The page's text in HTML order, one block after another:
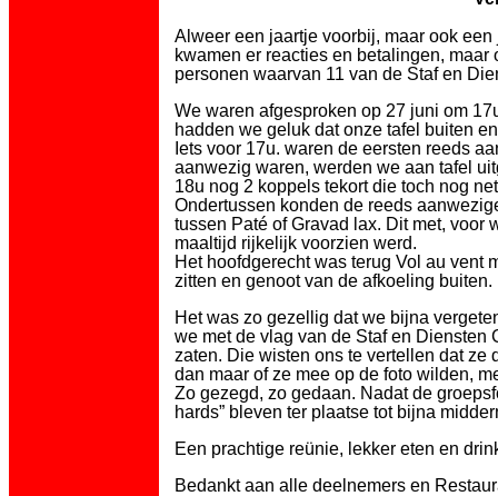
Alweer een jaartje voorbij, maar ook
kwamen er reacties en betalingen,
personen waarvan 11 van de Staf en
We waren afgesproken op 27 juni om
hadden we geluk dat onze tafel buiten
Iets voor 17u. waren de eersten reeds
aanwezig waren, werden we aan tafel
18u nog 2 koppels tekort die toch nog
Ondertussen konden de reeds
tussen Paté of Gravad lax. Dit met,
maaltijd rijkelijk voorzien werd.
Het hoofdgerecht was terug Vol au vent
zitten en genoot van de afkoeling buiten.
Het was zo gezellig dat we bijna
we met de vlag van de Staf en Diensten
zaten. Die wisten ons te vertellen dat
dan maar of ze mee op de foto wilden,
Zo gezegd, zo gedaan. Nadat de
hards” bleven ter plaatse tot bijna
Een prachtige reünie, lekker eten en
Bedankt aan alle deelnemers en